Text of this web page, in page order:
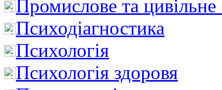
Промислове та цивільне
Психодіагностика
Психологія
Психологія здоровя